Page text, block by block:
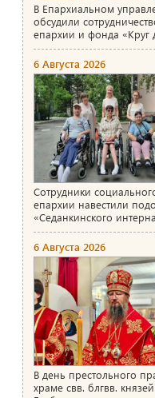
В Епархиальном
обсудили
епархии и фонда «Круг
6 Августа 2026
Сотрудники
епархии навестили
«Седанкинского
6 Августа 2026
В день престольного
храме свв. блгвв.